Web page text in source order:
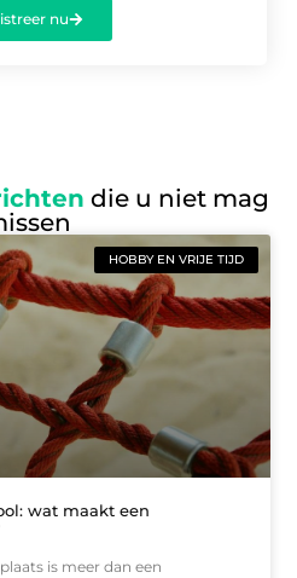
nu
die u niet mag
HOBBY EN VRIJE TIJD
wat maakt een
is meer dan een